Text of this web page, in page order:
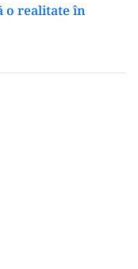
o realitate în